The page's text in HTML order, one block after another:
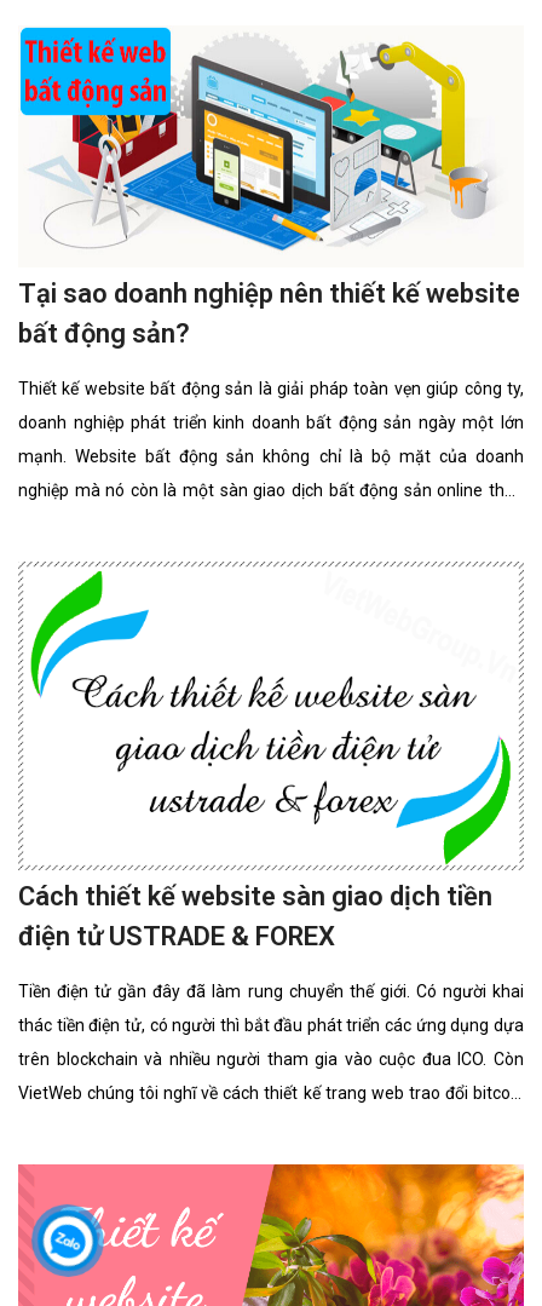
Tại sao doanh nghiệp nên thiết kế website
bất động sản?
Thiết kế website bất động sản là giải pháp toàn vẹn giúp công ty,
doanh nghiệp phát triển kinh doanh bất động sản ngày một lớn
mạnh. Website bất động sản không chỉ là bộ mặt của doanh
nghiệp mà nó còn là một sàn giao dịch bất động sản online thân
Cách thiết kế website sàn giao dịch tiền
điện tử USTRADE & FOREX
Tiền điện tử gần đây đã làm rung chuyển thế giới. Có người khai
thác tiền điện tử, có người thì bắt đầu phát triển các ứng dụng dựa
trên blockchain và nhiều người tham gia vào cuộc đua ICO. Còn
VietWeb chúng tôi nghĩ về cách thiết kế trang web trao đổi bitcoin